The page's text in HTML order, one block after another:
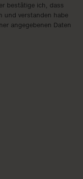
bestätige ich, dass
und verstanden habe
angegebenen Daten